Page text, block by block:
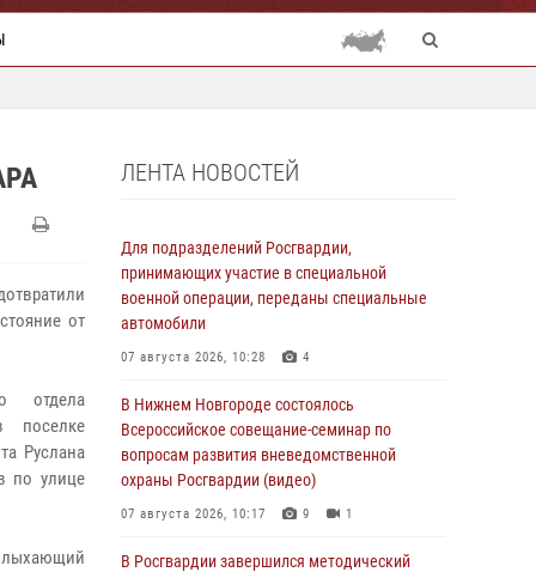
от
отдела
поселке
Руслана
по улице
ЛЕНТА НОВОСТЕЙ
Для подразделений Росгвардии,
принимающих участие в специальной
военной операции, переданы специальные
автомобили
07 августа 2026, 10:28 4
В Нижнем Новгороде состоялось
Всероссийское совещание-семинар по
вопросам развития вневедомственной
охраны Росгвардии (видео)
07 августа 2026, 10:17 9 1
В Росгвардии завершился методический